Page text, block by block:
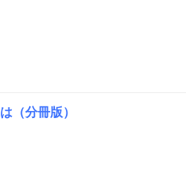
（分冊版）